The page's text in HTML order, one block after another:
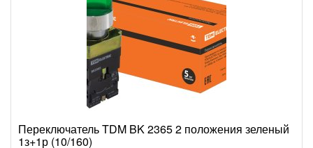
Переключатель TDM BK 2365 2 положения зеленый
1з+1р (10/160)